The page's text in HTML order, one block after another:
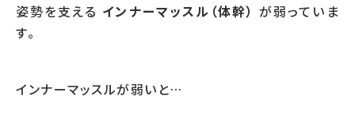
姿勢を支える インナーマッスル（体幹） が弱っていま
す。
インナーマッスルが弱いと…